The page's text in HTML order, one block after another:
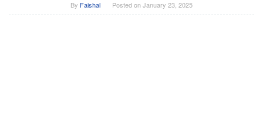
By Faishal Posted onJanuary 23, 2025